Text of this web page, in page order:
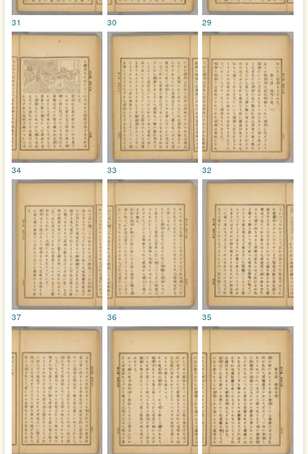
29
30
31
32
33
34
35
36
37